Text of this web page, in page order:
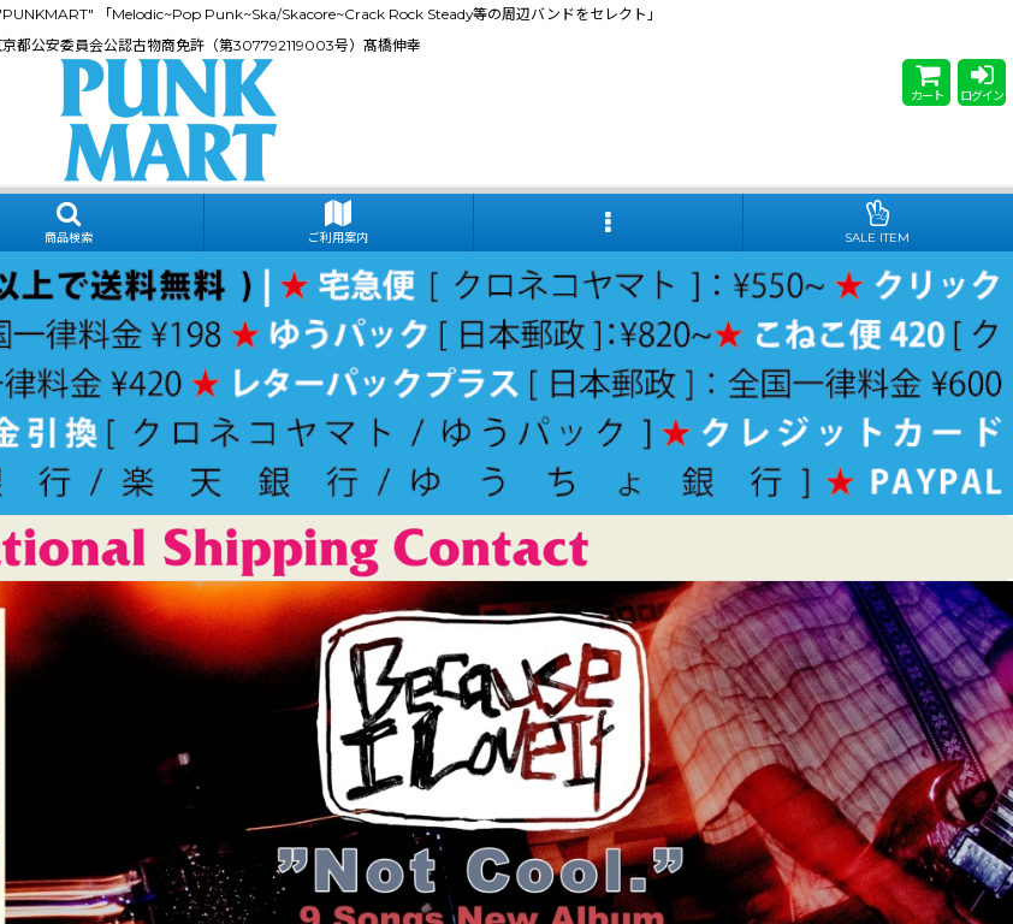
「Melodic~Pop Punk~Ska/Skacore~Crack Rock Steady等の周辺バンドをセレクト」
京都公安委員会公認古物商免許（第307792119003号）髙橋伸幸
カート ログイン
商品検索 ご利用案内 SALE ITEM